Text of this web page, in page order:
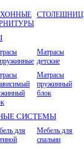
Матрасы
детские
Матрасы
пружинный
блок
СИСТЕМЫ
для
Мебель для
спальни